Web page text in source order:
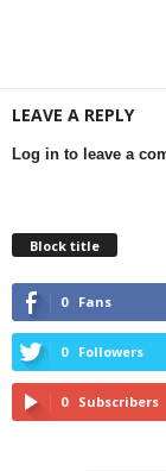
LEAVE A REPLY
Log in to leave a
Block title
0 Fans
0 Followers
0 Subscribers